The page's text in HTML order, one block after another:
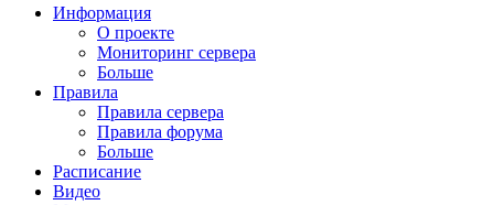
Информация
О проекте
Мониторинг сервера
Больше
Правила
Правила сервера
Правила форума
Больше
Расписание
Видео